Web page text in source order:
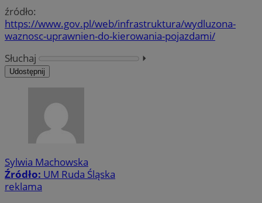
źródło:
https://www.gov.pl/web/infrastruktura/wydluzona-
waznosc-uprawnien-do-kierowania-pojazdami/
Słuchaj
⏵︎
Udostępnij
Sylwia Machowska
Źródło: UM Ruda Śląska
reklama